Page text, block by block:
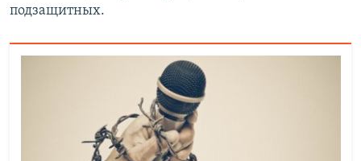
подзащитных.